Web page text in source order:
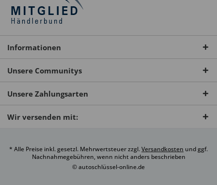
Informationen
Unsere Communitys
Unsere Zahlungsarten
Wir versenden mit:
* Alle Preise inkl. gesetzl. Mehrwertsteuer zzgl.Versandkosten und ggf.
Nachnahmegebühren, wenn nicht anders beschrieben
© autoschlüssel-online.de